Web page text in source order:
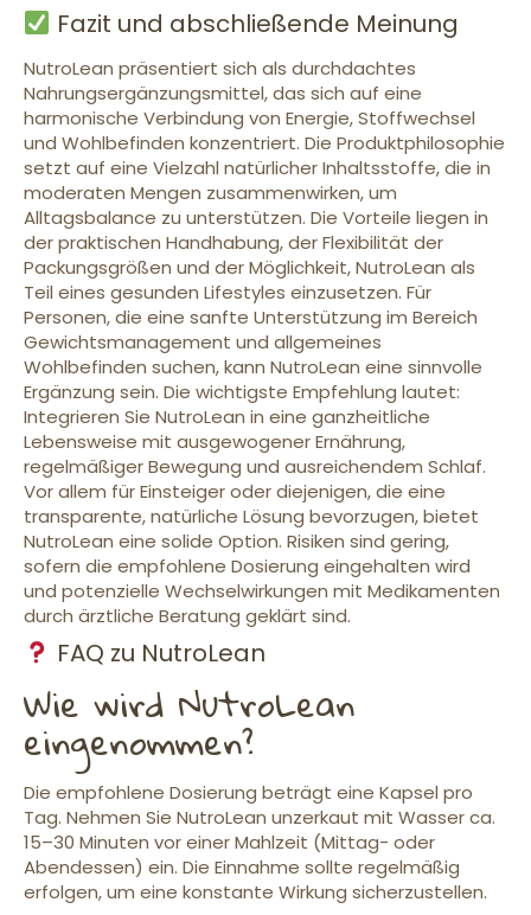
Fazit und abschließende Meinung
NutroLean präsentiert sich als durchdachtes
Nahrungsergänzungsmittel, das sich auf eine
harmonische Verbindung von Energie, Stoffwechsel
und Wohlbefinden konzentriert. Die Produktphilosophie
setzt auf eine Vielzahl natürlicher Inhaltsstoffe, die in
moderaten Mengen zusammenwirken, um
Alltagsbalance zu unterstützen. Die Vorteile liegen in
der praktischen Handhabung, der Flexibilität der
Packungsgrößen und der Möglichkeit, NutroLean als
Teil eines gesunden Lifestyles einzusetzen. Für
Personen, die eine sanfte Unterstützung im Bereich
Gewichtsmanagement und allgemeines
Wohlbefinden suchen, kann NutroLean eine sinnvolle
Ergänzung sein. Die wichtigste Empfehlung lautet:
Integrieren Sie NutroLean in eine ganzheitliche
Lebensweise mit ausgewogener Ernährung,
regelmäßiger Bewegung und ausreichendem Schlaf.
Vor allem für Einsteiger oder diejenigen, die eine
transparente, natürliche Lösung bevorzugen, bietet
NutroLean eine solide Option. Risiken sind gering,
sofern die empfohlene Dosierung eingehalten wird
und potenzielle Wechselwirkungen mit Medikamenten
durch ärztliche Beratung geklärt sind.
FAQ zu NutroLean
Wie wird NutroLean
eingenommen?
Die empfohlene Dosierung beträgt eine Kapsel pro
Tag. Nehmen Sie NutroLean unzerkaut mit Wasser ca.
15–30 Minuten vor einer Mahlzeit (Mittag- oder
Abendessen) ein. Die Einnahme sollte regelmäßig
erfolgen, um eine konstante Wirkung sicherzustellen.